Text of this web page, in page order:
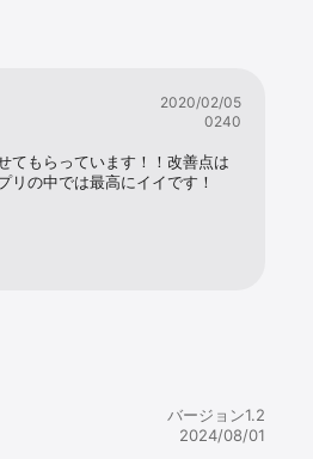
2020/02/05
0240
てもらっています！！改善点は
リの中では最高にイイです！
バージョン1.2
2024/08/01